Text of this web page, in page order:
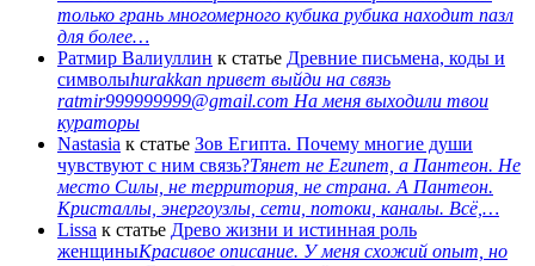
только грань многомерного кубика рубика находит пазл
для более…
Ратмир Валиуллин к статье Древние письмена, коды и
символыhurakkan привет выйди на связь
ratmir999999999@gmail.com На меня выходили твои
кураторы
Nastasia к статье Зов Египта. Почему многие души
чувствуют с ним связь?Тянет не Египет, а Пантеон. Не
место Силы, не территория, не страна. А Пантеон.
Кристаллы, энергоузлы, сети, потоки, каналы. Всё,…
Lissa к статье Древо жизни и истинная роль
женщиныКрасивое описание. У меня схожий опыт, но